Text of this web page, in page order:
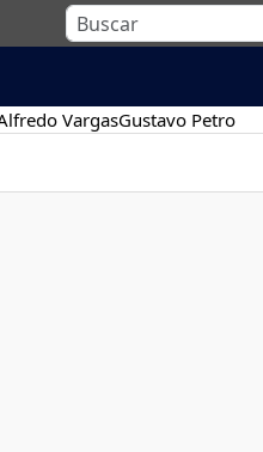
VargasGustavo Petro